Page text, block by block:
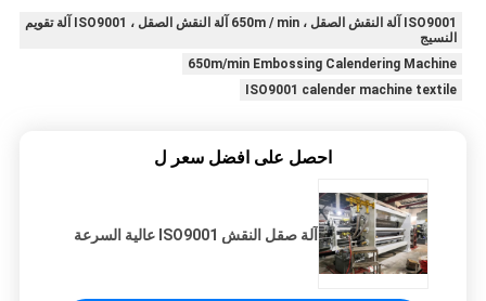
ISO9001 آلة النقش الصقل ، 650m / min آلة النقش الصقل ، ISO9001 آلة تقويم
النسيج
650m/min Embossing Calendering Machine
ISO9001 calender machine textile
احصل على افضل سعر ل
آلة صقل النقش ISO9001 عالية السرعة